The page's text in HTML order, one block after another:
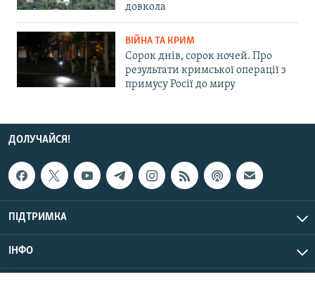
довкола
ВІЙНА ТА КРИМ
Сорок днів, сорок ночей. Про
результати кримської операції з
примусу Росії до миру
ДОЛУЧАЙСЯ!
ПІДТРИМКА
ІНФО